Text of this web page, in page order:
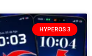
HYPEROS 3